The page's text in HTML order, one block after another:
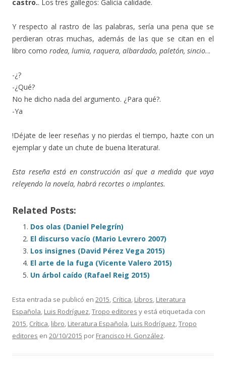
castro.. Los tres gallegos: Galicia calidade.
Y respecto al rastro de las palabras, sería una pena que se
perdieran otras muchas, además de las que se citan en el
libro como rodea, lumia, raquera, albardado, paletón, sincio...
-¿?
-¿Qué?
No he dicho nada del argumento. ¿Para qué?.
-Ya
!Déjate de leer reseñas y no pierdas el tiempo, hazte con un
ejemplar y date un chute de buena literatura!.
Esta reseña está en construcción así que a medida que vaya
releyendo la novela, habrá recortes o implantes.
Related Posts:
Dos olas (Daniel Pelegrín)
El discurso vacío (Mario Levrero 2007)
Los insignes (David Pérez Vega 2015)
El arte de la fuga (Vicente Valero 2015)
Un árbol caído (Rafael Reig 2015)
Esta entrada se publicó en 2015, Crítica, Libros, Literatura
Española, Luis Rodríguez,Tropo editores y está etiquetada con
2015, Crítica, libro, Literatura Española, Luis Rodríguez,Tropo
editores en 20/10/2015 por Francisco H. González.